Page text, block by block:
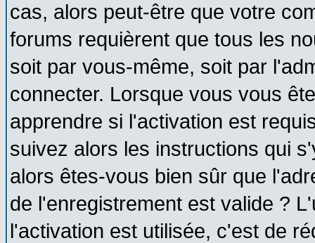
cas, alors peut-être que votre
forums requièrent que tous les
soit par vous-même, soit par
connecter. Lorsque vous vous
apprendre si l'activation est
suivez alors les instructions qui
alors êtes-vous bien sûr que
de l'enregistrement est valide ?
l'activation est utilisée, c'est de